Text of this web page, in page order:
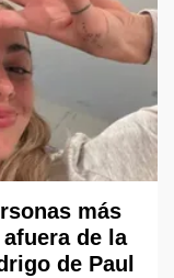
más
de la
de Paul